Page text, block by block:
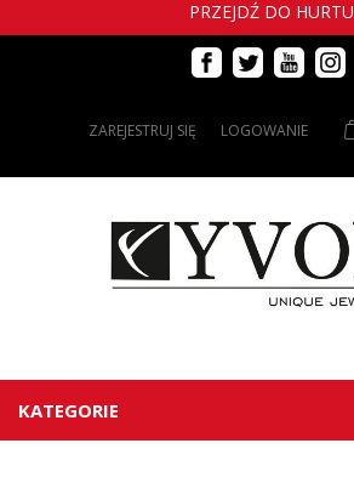
PRZEJDŹ DO HURTU
ZAREJESTRUJ SIĘ LOGOWANIE
KATEGORIE